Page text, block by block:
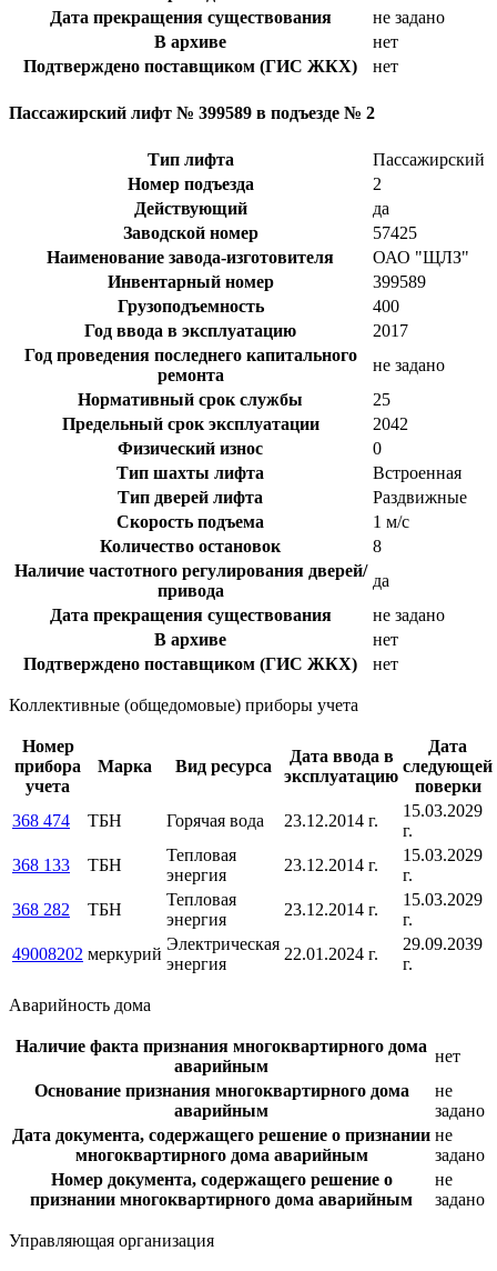
Дата прекращения существования
не задано
В архиве
нет
Подтверждено поставщиком (ГИС ЖКХ)
нет
Пассажирский лифт № 399589 в подъезде № 2
Тип лифта
Пассажирский
Номер подъезда
2
Действующий
да
Заводской номер
57425
Наименование завода-изготовителя
ОАО "ЩЛЗ"
Инвентарный номер
399589
Грузоподъемность
400
Год ввода в эксплуатацию
2017
Год проведения последнего капитального
ремонта
не задано
Нормативный срок службы
25
Предельный срок эксплуатации
2042
Физический износ
0
Тип шахты лифта
Встроенная
Тип дверей лифта
Раздвижные
Скорость подъема
1 м/с
Количество остановок
8
Наличие частотного регулирования дверей/
привода
да
Дата прекращения существования
не задано
В архиве
нет
Подтверждено поставщиком (ГИС ЖКХ)
нет
Коллективные (общедомовые) приборы учета
Номер
прибора
учета
Марка Вид ресурса
Дата ввода в
эксплуатацию
Дата
следующей
поверки
368 474
ТБН Горячая вода 23.12.2014 г.
15.03.2029
г.
368 133
ТБН
Тепловая
энергия
23.12.2014 г.
15.03.2029
г.
368 282
ТБН
Тепловая
энергия
23.12.2014 г.
15.03.2029
г.
49008202 меркурий
Электрическая
энергия
22.01.2024 г.
29.09.2039
г.
Аварийность дома
Наличие факта признания многоквартирного дома
аварийным
нет
Основание признания многоквартирного дома
аварийным
не
задано
Дата документа, содержащего решение о признании
многоквартирного дома аварийным
не
задано
Номер документа, содержащего решение о
признании многоквартирного дома аварийным
не
задано
Управляющая организация